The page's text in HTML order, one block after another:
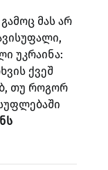
მას არ
უკრაინა:
ქვეშ
თუ როგორ